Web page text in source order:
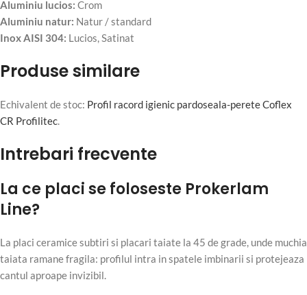
Aluminiu lucios: Crom
Aluminiu natur: Natur / standard
Inox AISI 304: Lucios, Satinat
Produse similare
Echivalent de stoc: Profil racord igienic pardoseala-perete Coflex
CR Profilitec.
Intrebari frecvente
La ce placi se foloseste Prokerlam
Line?
La placi ceramice subtiri si placari taiate la 45 de grade, unde muchia
taiata ramane fragila: profilul intra in spatele imbinarii si protejeaza
cantul aproape invizibil.